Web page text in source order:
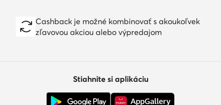
Cashback je možné kombinovať s akoukoľvek
zľavovou akciou alebo výpredajom
Stiahnite si aplikáciu